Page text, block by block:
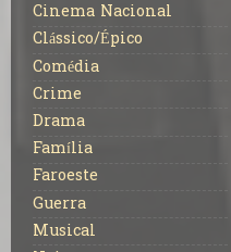
Cinema Nacional
Clássico/Épico
Comédia
Crime
Drama
Família
Faroeste
Guerra
Musical